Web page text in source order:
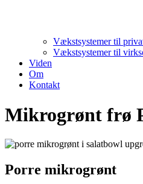
Vækstsystemer til
Vækstsystemer til
Viden
Om
Kontakt
Mikrogrønt frø
Porre mikrogrønt